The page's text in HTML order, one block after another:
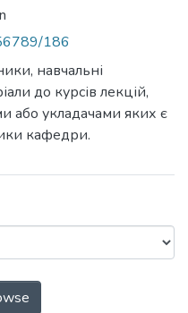
186
навчальні
до курсів лекцій,
або укладачами яких є
кафедри.